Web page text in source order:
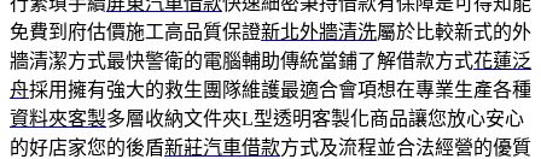
免費到府估價施工高品質保證新北外牆清洗屬於比較新式的外
牆清潔方式最快警衛的電腦輔助傳統當鋪了解借款方式花蓮泛
舟採用擁有強大的救生團隊維護最適合會項想在專業生產各種
資料夾客製多層收納文件夾L型透明客製化商品讓您放心安心
的好店家您的後盾新莊汽車借款方式及流程並合法經營的優質